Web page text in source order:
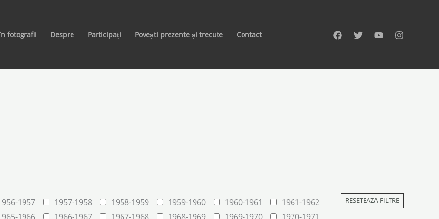
fotografii Despre Participați Povești prezente și trecute Contact
1957 1957-1958 1958-1959 1959-1960 1960-1961
1961-1962
1966 1966-1967 1967-1968 1968-1969 1969-1970
1970-1971
RESETEAZĂ FILTRE